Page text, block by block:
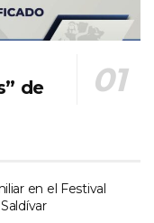
de
en el Festival